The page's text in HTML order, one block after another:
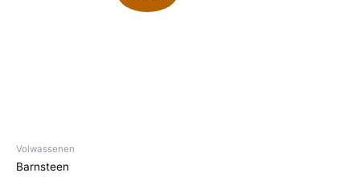
Volwassenen
Barnsteen